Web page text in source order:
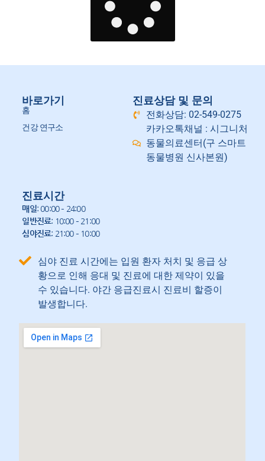
바로가기
홈
건강 연구소
진료상담 및 문의
전화상담: 02-549-0275
카카오톡채널 : 시그니처
동물의료센터(구 스마트
동물병원 신사본원)
진료시간
매일: 00:00 – 24:00
일반진료: 10:00 – 21:00
심야진료: 21:00 – 10:00
심야 진료 시간에는 입원 환자 처치 및 응급 상
황으로 인해 응대 및 진료에 대한 제약이 있을
수 있습니다. 야간 응급진료시 진료비 할증이
발생합니다.